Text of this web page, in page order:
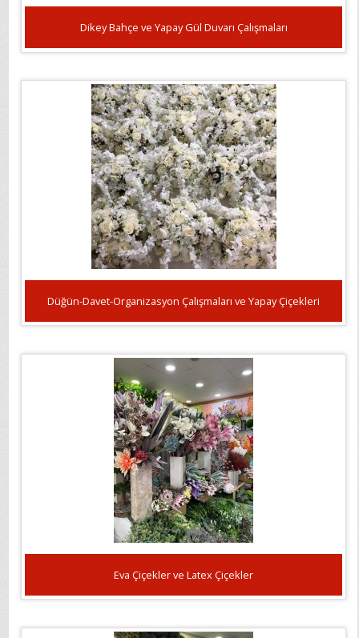
Dikey Bahçe ve Yapay Gül Duvarı Çalışmaları
Düğün-Davet-Organizasyon Çalışmaları ve Yapay Çiçekleri
Eva Çiçekler ve Latex Çiçekler